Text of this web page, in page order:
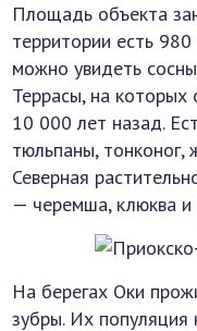
Площадь объекта
территории есть
можно увидеть
Террасы, на которых
10 000 лет назад.
тюльпаны, тонконог,
Северная
— черемша, клюква и
На берегах Оки
зубры. Их популяция